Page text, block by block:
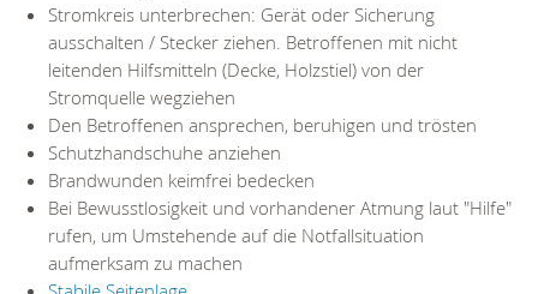
Stromkreis unterbrechen: Gerät oder Sicherung
ausschalten / Stecker ziehen. Betroffenen mit nicht
leitenden Hilfsmitteln (Decke, Holzstiel) von der
Stromquelle wegziehen
Den Betroffenen ansprechen, beruhigen und trösten
Schutzhandschuhe anziehen
Brandwunden keimfrei bedecken
Bei Bewusstlosigkeit und vorhandener Atmung laut "Hilfe"
rufen, um Umstehende auf die Notfallsituation
aufmerksam zu machen